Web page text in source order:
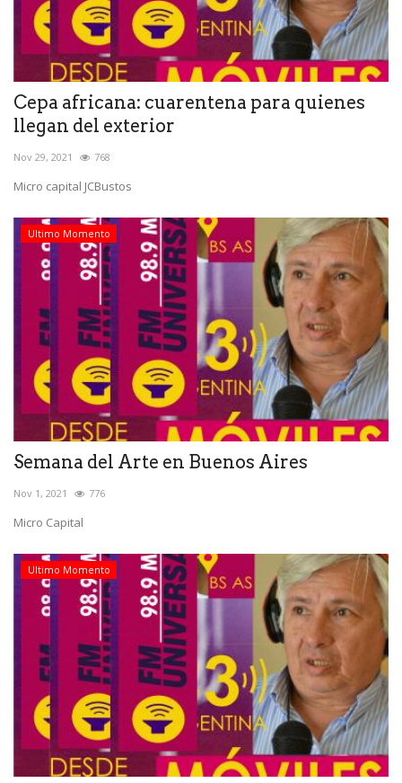
Cepa africana: cuarentena para quienes
llegan del exterior
Nov 29, 2021 768
Micro capital JCBustos
Ultimo Momento
Semana del Arte en Buenos Aires
Nov 1, 2021 776
Micro Capital
Ultimo Momento